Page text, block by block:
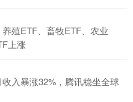
殖ETF、畜牧ETF、农业
上涨
入暴涨32%，腾讯稳坐全球